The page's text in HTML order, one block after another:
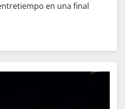
en una final